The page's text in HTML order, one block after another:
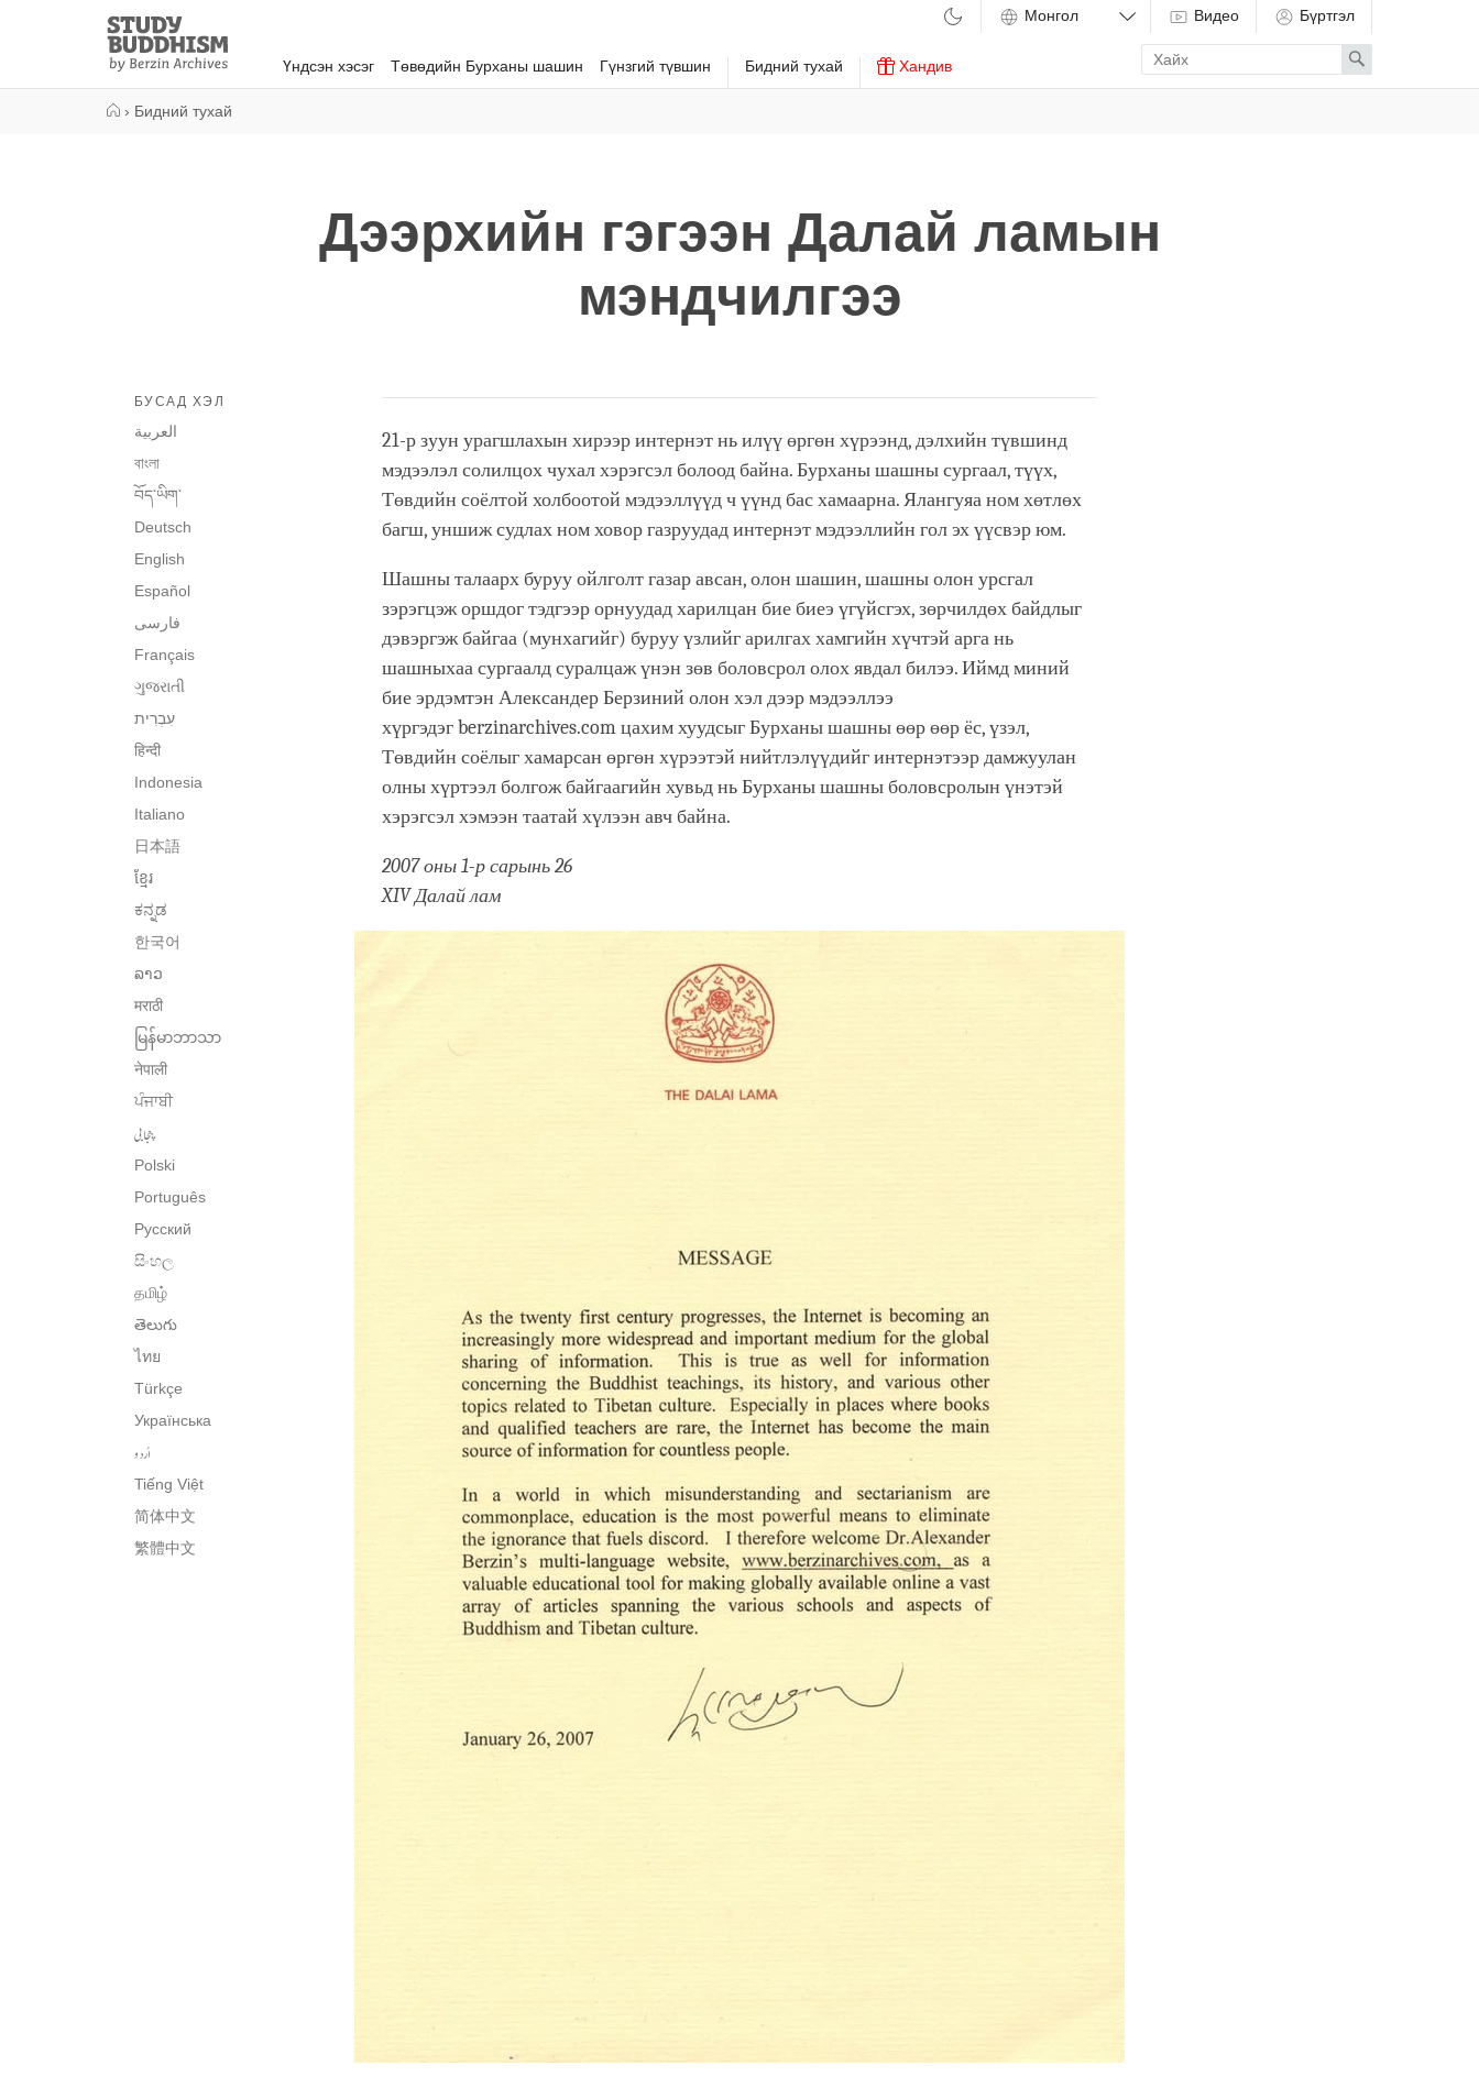
Study
Buddhism
Home
Үндсэн хэсэг Төвөдийн Бурханы шашин Гүнзгий түвшин Бидний тухай Хандив
Видео Бүртгэл
Enter
search
term
Search
› Бидний тухай
Дээрхийн гэгээн Далай ламын
мэндчилгээ
БУСАД ХЭЛ
العربية
বাংলা
བོད་ཡིག་
Deutsch
English
Español
فارسی
Français
ગુજરાતી
हिन्दी
Indonesia
Italiano
日本語
ខ្មែរ
ಕನ್ನಡ
한국어
ລາວ
मराठी
မြန်မာဘာသာ
नेपाली
ਪੰਜਾਬੀ
پنجابی
Polski
Português
Русский
සිංහල
தமிழ்
తెలుగు
ไทย
Türkçe
Українська
اُردو
Tiếng Việt
简体中文
繁體中文
21-р зуун урагшлахын хирээр интернэт нь илүү өргөн хүрээнд, дэлхийн түвшинд
мэдээлэл солилцох чухал хэрэгсэл болоод байна. Бурханы шашны сургаал, түүх,
Төвдийн соёлтой холбоотой мэдээллүүд ч үүнд бас хамаарна. Ялангуяа ном хөтлөх
багш, уншиж судлах ном ховор газруудад интернэт мэдээллийн гол эх үүсвэр юм.
Шашны талаарх буруу ойлголт газар авсан, олон шашин, шашны олон урсгал
зэрэгцэж оршдог тэдгээр орнуудад харилцан бие биеэ үгүйсгэх, зөрчилдөх байдлыг
дэвэргэж байгаа (мунхагийг) буруу үзлийг арилгах хамгийн хүчтэй арга нь
шашныхаа сургаалд суралцаж үнэн зөв боловсрол олох явдал билээ. Иймд миний
бие эрдэмтэн Александер Берзиний олон хэл дээр мэдээллээ
хүргэдэг berzinarchives.com цахим хуудсыг Бурханы шашны өөр өөр ёс, үзэл,
Төвдийн соёлыг хамарсан өргөн хүрээтэй нийтлэлүүдийг интернэтээр дамжуулан
олны хүртээл болгож байгаагийн хувьд нь Бурханы шашны боловсролын үнэтэй
хэрэгсэл хэмээн таатай хүлээн авч байна.
2007 оны 1-р сарынь 26
XIV Далай лам